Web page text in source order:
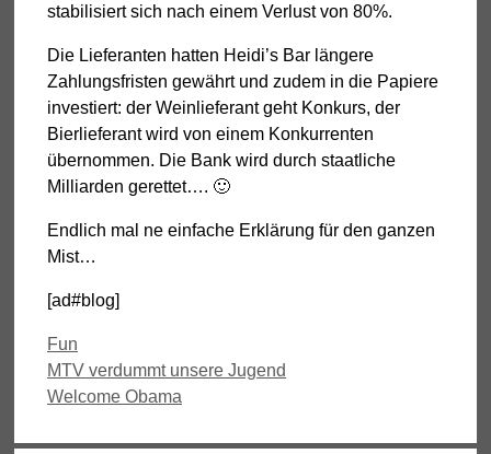
stabilisiert sich nach einem Verlust von 80%.
Die Lieferanten hatten Heidi’s Bar längere
Zahlungsfristen gewährt und zudem in die Papiere
investiert: der Weinlieferant geht Konkurs, der
Bierlieferant wird von einem Konkurrenten
übernommen. Die Bank wird durch staatliche
Milliarden gerettet…. 🙂
Endlich mal ne einfache Erklärung für den ganzen
Mist…
[ad#blog]
Kategorien
Fun
MTV verdummt unsere Jugend
Welcome Obama